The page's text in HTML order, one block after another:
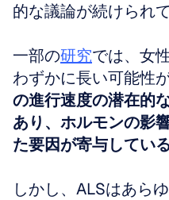
的な議論が続けられ
一部の研究では、女
わずかに長い可能性
の進行速度の潜在的
あり、ホルモンの影
た要因が寄与してい
しかし、ALSはあら